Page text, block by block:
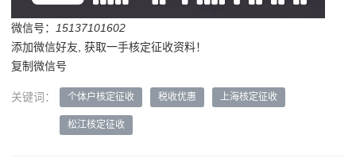
微信号：
15137101602
添加微信好友, 获取一手核定征收资料！
复制微信号
关键词： 个体户核定征收 税收优惠 上海核定征收
松江核定征收